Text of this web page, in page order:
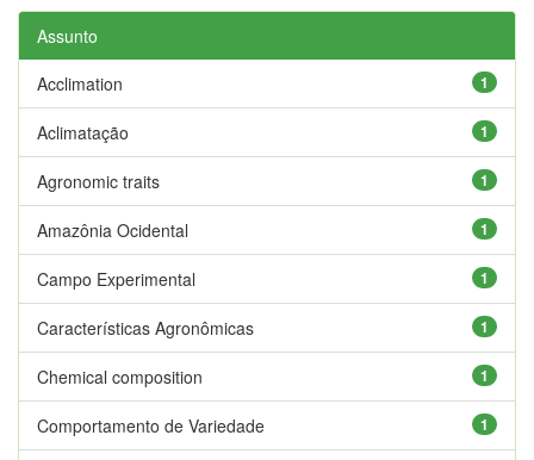
Assunto
1
Acclimation
1
Aclimatação
1
Agronomic traits
1
Amazônia Ocidental
1
Campo Experimental
1
Características Agronômicas
1
Chemical composition
1
Comportamento de Variedade